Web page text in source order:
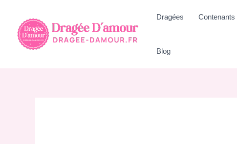
contenu
Dragées Contenants
Blog